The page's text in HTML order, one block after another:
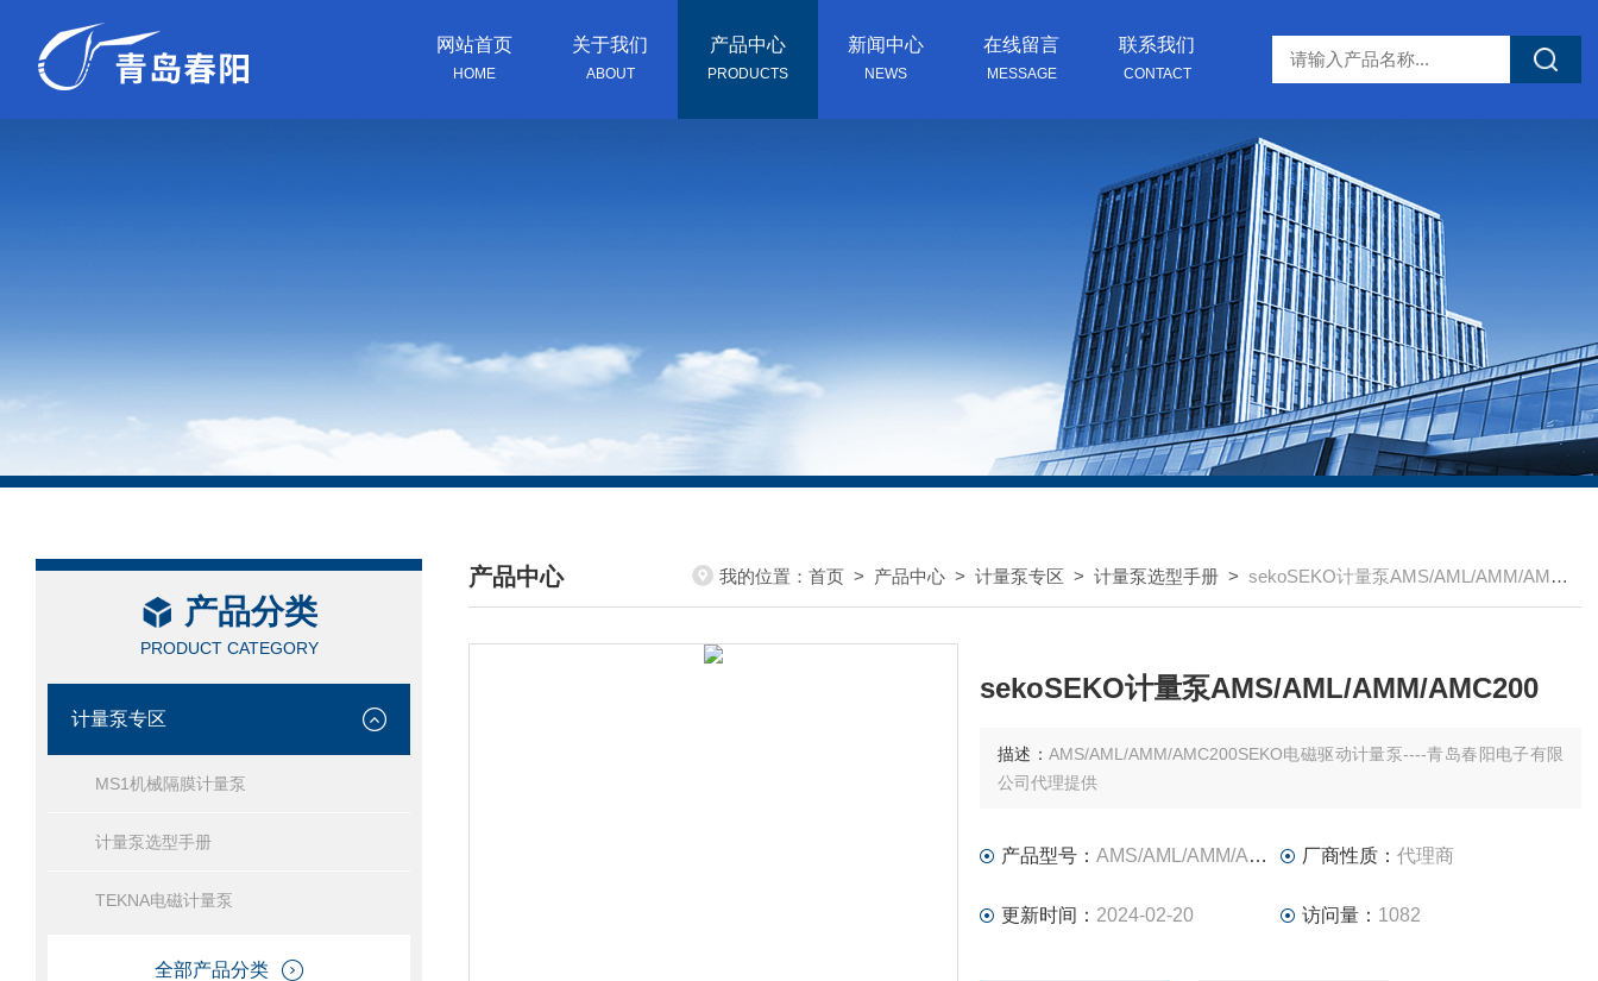
网站首页
HOME
关于我们
ABOUT
产品中心
PRODUCTS
新闻中心
NEWS
在线留言
MESSAGE
联系我们
CONTACT
产品分类
PRODUCT CATEGORY
计量泵专区
MS1机械隔膜计量泵
计量泵选型手册
TEKNA电磁计量泵
全部产品分类
产品中心
/ PRODUCTS CENTER
我的位置：首页 > 产品中心 >计量泵专区 >计量泵选型手册 >sekoSEKO计量泵AMS/AML/AMM/AMC200
sekoSEKO计量泵AMS/AML/AMM/AMC200
描述： AMS/AML/AMM/AMC200SEKO电磁驱动计量泵----青岛春阳电子有限
公司代理提供
产品型号： AMS/AML/AMM/AMC200 厂商性质： 代理商
更新时间： 2024-02-20 访问量： 1082